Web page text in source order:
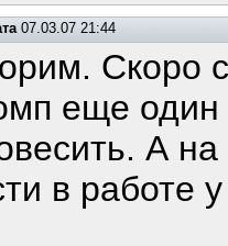
07.03.07 21:44
Скоро
еще
А
в работе